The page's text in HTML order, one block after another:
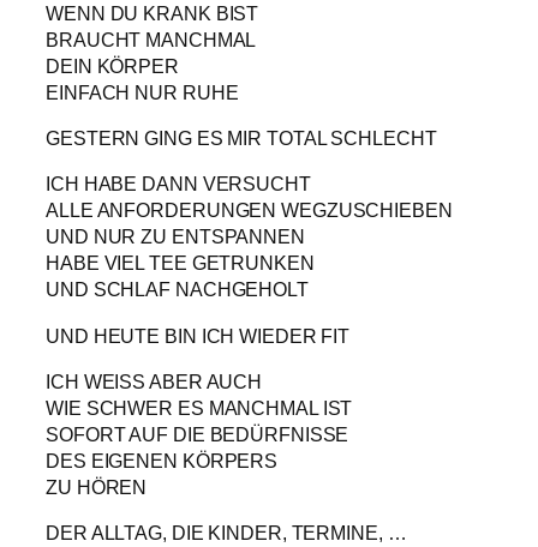
WENN DU KRANK BIST
BRAUCHT MANCHMAL
DEIN KÖRPER
EINFACH NUR RUHE
GESTERN GING ES MIR TOTAL SCHLECHT
ICH HABE DANN VERSUCHT
ALLE ANFORDERUNGEN WEGZUSCHIEBEN
UND NUR ZU ENTSPANNEN
HABE VIEL TEE GETRUNKEN
UND SCHLAF NACHGEHOLT
UND HEUTE BIN ICH WIEDER FIT
ICH WEISS ABER AUCH
WIE SCHWER ES MANCHMAL IST
SOFORT AUF DIE BEDÜRFNISSE
DES EIGENEN KÖRPERS
ZU HÖREN
DER ALLTAG, DIE KINDER, TERMINE, …